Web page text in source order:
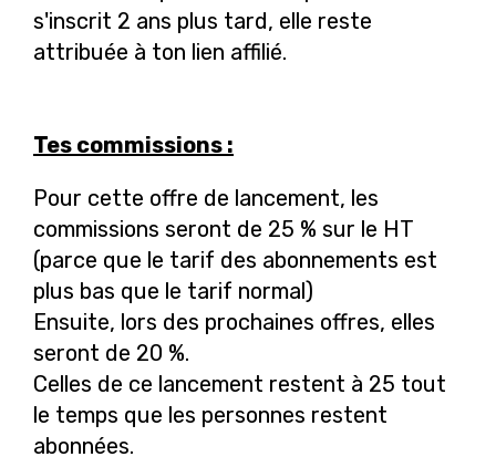
s'inscrit 2 ans plus tard, elle reste
attribuée à ton lien affilié.
Tes commissions :
Pour cette offre de lancement, les
commissions seront de 25 % sur le HT
(parce que le tarif des abonnements est
plus bas que le tarif normal)
Ensuite, lors des prochaines offres, elles
seront de 20 %.
Celles de ce lancement restent à 25 tout
le temps que les personnes restent
abonnées.